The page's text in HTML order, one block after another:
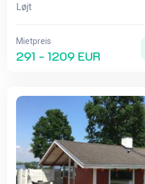
Løjt
Mietpreis
291 - 1209 EUR